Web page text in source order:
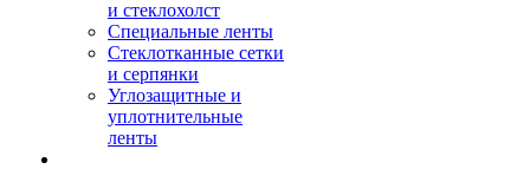
и стеклохолст
Специальные ленты
Стеклотканные сетки
и серпянки
Углозащитные и
уплотнительные
ленты